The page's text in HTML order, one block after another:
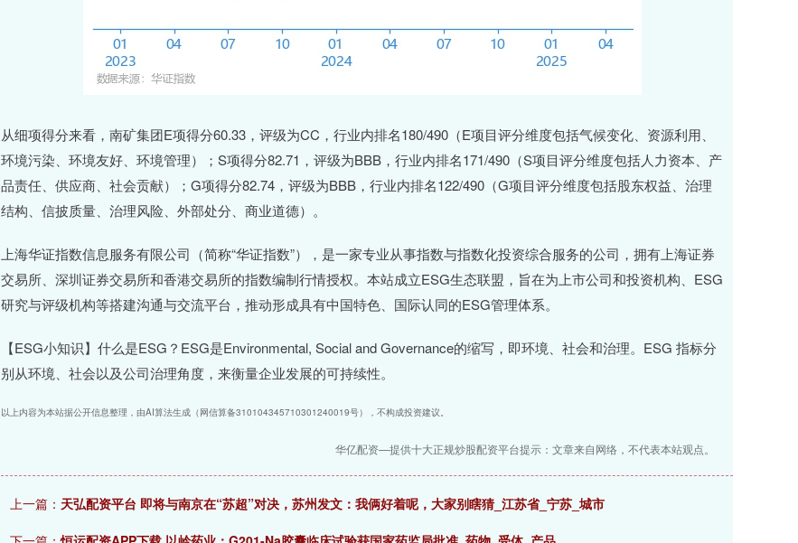
从细项得分来看，南矿集团E项得分60.33，评级为CC，行业内排名180/490（E项目评分维度包括气候变化、资源利用、
环境污染、环境友好、环境管理）；S项得分82.71，评级为BBB，行业内排名171/490（S项目评分维度包括人力资本、产
品责任、供应商、社会贡献）；G项得分82.74，评级为BBB，行业内排名122/490（G项目评分维度包括股东权益、治理
结构、信披质量、治理风险、外部处分、商业道德）。
上海华证指数信息服务有限公司（简称“华证指数”），是一家专业从事指数与指数化投资综合服务的公司，拥有上海证券
交易所、深圳证券交易所和香港交易所的指数编制行情授权。本站成立ESG生态联盟，旨在为上市公司和投资机构、ESG
研究与评级机构等搭建沟通与交流平台，推动形成具有中国特色、国际认同的ESG管理体系。
【ESG小知识】什么是ESG？ESG是Environmental, Social and Governance的缩写，即环境、社会和治理。ESG 指标分
别从环境、社会以及公司治理角度，来衡量企业发展的可持续性。
以上内容为本站据公开信息整理，由AI算法生成（网信算备310104345710301240019号），不构成投资建议。
华亿配资—提供十大正规炒股配资平台提示：文章来自网络，不代表本站观点。
上一篇： 天弘配资平台 即将与南京在“苏超”对决，苏州发文：我俩好着呢，大家别瞎猜_江苏省_宁苏_城市